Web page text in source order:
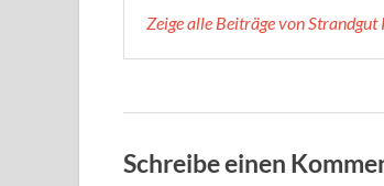
Zeige alle Beiträge von
Schreibe einen